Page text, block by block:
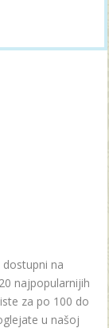
na
najpopularnijih
za po 100 do
u našoj